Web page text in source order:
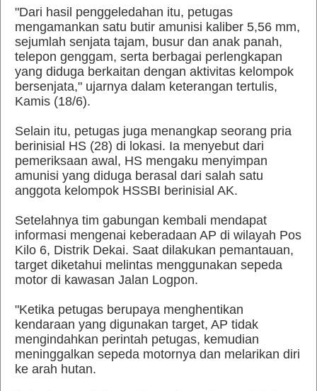
"Dari hasil penggeledahan itu, petugas
mengamankan satu butir amunisi kaliber 5,56 mm,
sejumlah senjata tajam, busur dan anak panah,
telepon genggam, serta berbagai perlengkapan
yang diduga berkaitan dengan aktivitas kelompok
bersenjata," ujarnya dalam keterangan tertulis,
Kamis (18/6).
Selain itu, petugas juga menangkap seorang pria
berinisial HS (28) di lokasi. Ia menyebut dari
pemeriksaan awal, HS mengaku menyimpan
amunisi yang diduga berasal dari salah satu
anggota kelompok HSSBI berinisial AK.
Setelahnya tim gabungan kembali mendapat
informasi mengenai keberadaan AP di wilayah Pos
Kilo 6, Distrik Dekai. Saat dilakukan pemantauan,
target diketahui melintas menggunakan sepeda
motor di kawasan Jalan Logpon.
"Ketika petugas berupaya menghentikan
kendaraan yang digunakan target, AP tidak
mengindahkan perintah petugas, kemudian
meninggalkan sepeda motornya dan melarikan diri
ke arah hutan.